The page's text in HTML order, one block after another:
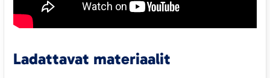
Ladattavat materiaalit